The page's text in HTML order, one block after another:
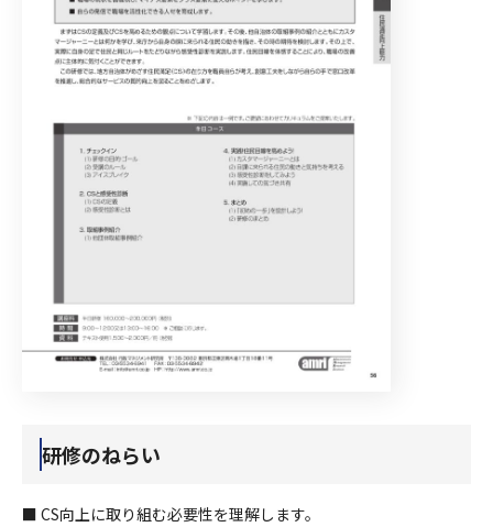
研修のねらい
■ CS向上に取り組む必要性を理解します。